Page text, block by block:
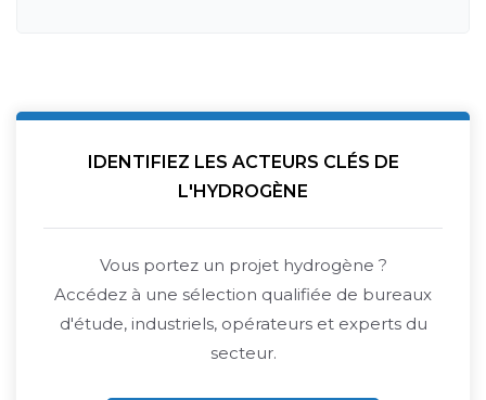
IDENTIFIEZ LES ACTEURS CLÉS DE
L'HYDROGÈNE
Vous portez un projet hydrogène ?
Accédez à une sélection qualifiée de bureaux
d'étude, industriels, opérateurs et experts du
secteur.